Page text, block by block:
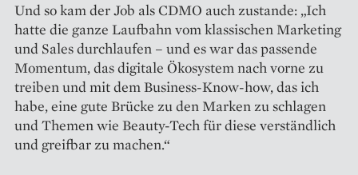
Und so kam der Job als CDMO auch zustande: „Ich
hatte die ganze Laufbahn vom klassischen Marketing
und Sales durchlaufen – und es war das passende
Momentum, das digi­tale Ökosystem nach vorne zu
treiben und mit dem Business-Know-how, das ich
habe, eine gute Brücke zu den Marken zu schlagen
und Themen wie Beauty-Tech für diese verständlich
und greifbar zu machen.“